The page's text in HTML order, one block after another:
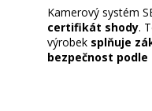
Kamerový systém
certifikát shody.
výrobek splňuje
bezpečnost podle